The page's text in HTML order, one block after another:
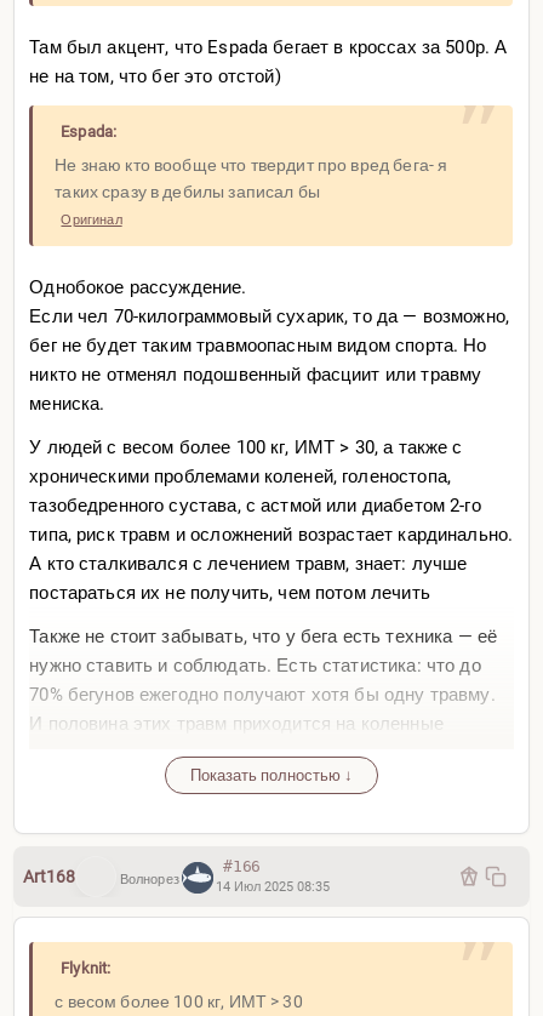
Там был акцент, что Espada бегает в кроссах за 500р. А
не на том, что бег это отстой)
Espada:
Не знаю кто вообще что твердит про вред бега- я
таких сразу в дебилы записал бы
Оригинал
Однобокое рассуждение.
Если чел 70-килограммовый сухарик, то да — возможно,
бег не будет таким травмоопасным видом спорта. Но
никто не отменял подошвенный фасциит или травму
мениска.
У людей с весом более 100 кг, ИМТ > 30, а также с
хроническими проблемами коленей, голеностопа,
тазобедренного сустава, с астмой или диабетом 2-го
типа, риск травм и осложнений возрастает кардинально.
А кто сталкивался с лечением травм, знает: лучше
постараться их не получить, чем потом лечить
Также не стоит забывать, что у бега есть техника — её
нужно ставить и соблюдать. Есть статистика: что до
70% бегунов ежегодно получают хотя бы одну травму.
И половина этих травм приходится на коленные
суставы и стопу — именно там сосредоточены
максимальные ударные нагрузки. Поэтому так нужна
техника.
Теперь о пользе. Любая аэробная нагрузка — это круто.
При регулярности от 80 до 150 минут в неделю риск
преждевременной смерти снижается. Но к бегу нужно
подходить системно. Если ты входишь в зону риска,
лучше начать с более щадящих видов активности:
Показать полностью ↓
Art168 Волнорез
#166
14 Июл 2025 08:35
Flyknit:
с весом более 100 кг, ИМТ > 30